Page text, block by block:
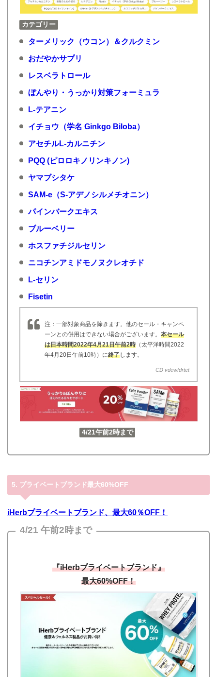
カテゴリー
ターメリック（ウコン）＆クルクミン
おだやかサプリ
レスベラトロール
ぼんやり・うっかり対策フォーミュラ
L-テアニン
イチョウ（学名 Ginkgo Biloba）
アセチルL-カルニチン
PQQ (ピロロキノリンキノン)
ヤマブシタケ
SAM-e（S-アデノシルメチオニン）
パインバークエキス
ブルーベリー
ホスファチジルセリン
ニコチンアミドモノヌクレオチド
L-セリン
Fisetin
注：一部対象商品を除きます。他のセール・キャンペ
ーンとの併用はできない場合がございます。本セール
は日本時間2022年4月21日午前2時 （太平洋時間2022
年4月20日午前10時）に終了します。
CD vdewfdrtet
4/21午前2時まで
5. プライベートブランド最大60%OFF
iHerbプライベートブランド、最大60％OFF！
4/21 午前2時まで
『iHerbプライベートブランド』
最大60%OFF！